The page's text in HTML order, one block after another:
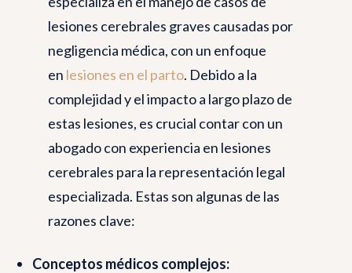
lesiones cerebrales graves causadas por
negligencia médica, con un enfoque
en lesiones en el parto. Debido a la
complejidad y el impacto a largo plazo de
estas lesiones, es crucial contar con un
abogado con experiencia en lesiones
cerebrales para la representación legal
especializada. Estas son algunas de las
razones clave:
Conceptos médicos complejos: